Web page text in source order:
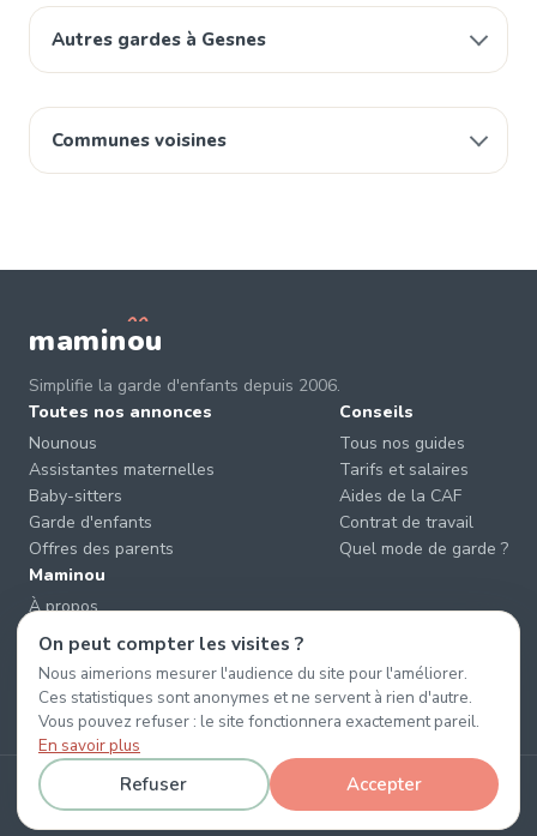
Autres gardes à Gesnes
Communes voisines
maminou
Simplifie la garde d'enfants depuis 2006.
Toutes nos annonces
Nounous
Assistantes maternelles
Baby-sitters
Garde d'enfants
Offres des parents
Conseils
Tous nos guides
Tarifs et salaires
Aides de la CAF
Contrat de travail
Quel mode de garde ?
Maminou
À propos
Nous contacter
Éviter les arnaques
CGU & CGV
Confidentialité
© 2026 Maminou · Sans surtaxe, sans engagement. ·
Gérer les cookies
On peut compter les visites ?
Nous aimerions mesurer l'audience du site pour l'améliorer.
Ces statistiques sont anonymes et ne servent à rien d'autre.
Vous pouvez refuser : le site fonctionnera exactement pareil.
En savoir plus
Refuser Accepter